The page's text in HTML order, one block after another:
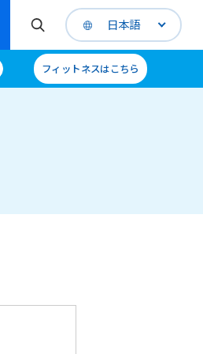
日本語
フィットネスはこちら